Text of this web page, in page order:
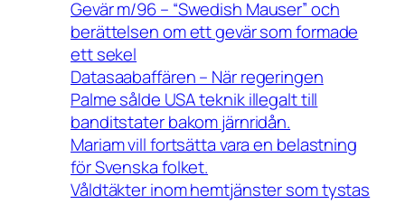
Gevär m/96 – “Swedish Mauser” och
berättelsen om ett gevär som formade
ett sekel
Datasaabaffären – När regeringen
Palme sålde USA teknik illegalt till
banditstater bakom järnridån.
Mariam vill fortsätta vara en belastning
för Svenska folket.
Våldtäkter inom hemtjänster som tystas